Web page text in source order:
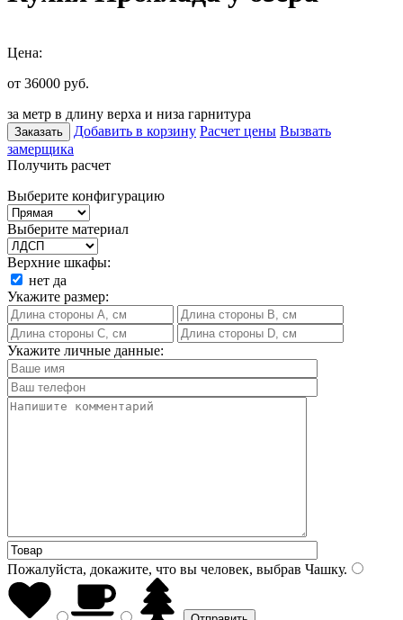
Цена:
от 36000 руб.
за метр в длину верха и низа гарнитура
Заказать Добавить в корзину Расчет цены Вызвать
замерщика
Получить расчет
Выберите конфигурацию
Выберите материал
Верхние шкафы:
нет да
Укажите размер:
Укажите личные данные:
Пожалуйста, докажите, что вы человек, выбрав Чашку.